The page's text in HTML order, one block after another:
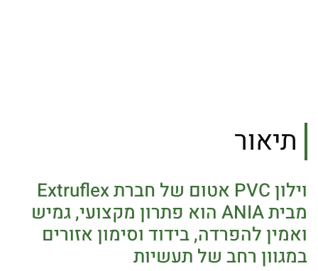
תיאור
וילון PVC אטום של חברת Extruflex
מבית ANIA הוא פתרון מקצועי, גמיש
ואמין להפרדה, בידוד וסימון אזורים
במגוון רחב של תעשיות